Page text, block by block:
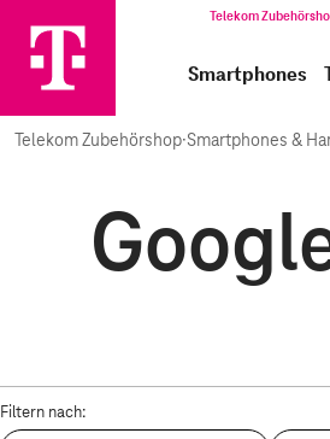
Telekom
Smartphones
Telekom Zubehörshop·Smartphones &
Filtern nach: